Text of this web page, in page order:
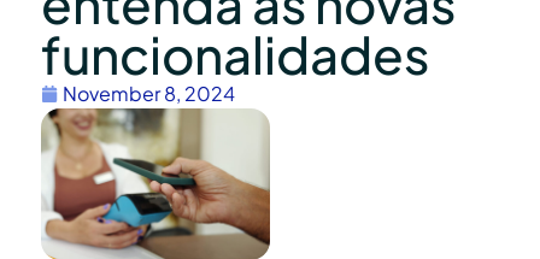
funcionalidades
November 8, 2024